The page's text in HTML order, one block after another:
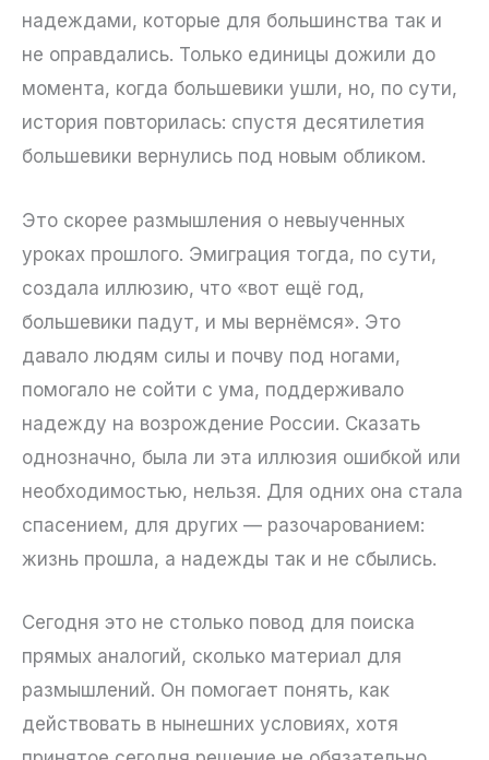
надеждами, которые для большинства так и
не оправдались. Только единицы дожили до
момента, когда большевики ушли, но, по сути,
история повторилась: спустя десятилетия
большевики вернулись под новым обликом.
Это скорее размышления о невыученных
уроках прошлого. Эмиграция тогда, по сути,
создала иллюзию, что «вот ещё год,
большевики падут, и мы вернёмся». Это
давало людям силы и почву под ногами,
помогало не сойти с ума, поддерживало
надежду на возрождение России. Сказать
однозначно, была ли эта иллюзия ошибкой или
необходимостью, нельзя. Для одних она стала
спасением, для других — разочарованием:
жизнь прошла, а надежды так и не сбылись.
Сегодня это не столько повод для поиска
прямых аналогий, сколько материал для
размышлений. Он помогает понять, как
действовать в нынешних условиях, хотя